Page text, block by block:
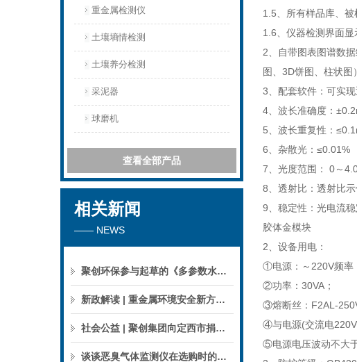
重金属检测仪
土壤墒情检测
土壤养分检测
采泥器
球磨机
查看全部产品
相关新闻
—— NEWS
聚创环保参与起草的《多参数水质分析仪》团标正式公布，促进国产仪器创新升级
新政解读 | 重金属环境安全新方案来了，聚焦5省21市！
社会公益 | 聚创集团向定西市捐赠检验检测仪器设备
谈谈恶臭气体监测仪在选购时的建议和指南
1.5、所有样品库、
1.6、仪器检测界面显
2、自带图表图谱数
图、3D饼图、柱状图）
3、配套软件：可实
4、波长准确度：
5、波长重复性：
6、杂散光：≤0.01%
7、光度范围： 0～
8、透射比：透射比
9、稳定性：光电流
胶体金模块
2、设备用电：
①电源：～220V频率
②功率：30VA；
③熔断丝：F2AL-
④与电源(交流电
⑤电源电压波动不大